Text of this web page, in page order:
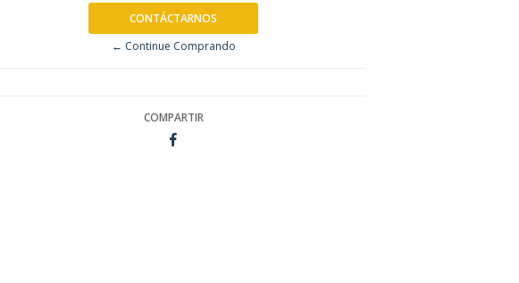
CONTÁCTARNOS
← Continue Comprando
COMPARTIR